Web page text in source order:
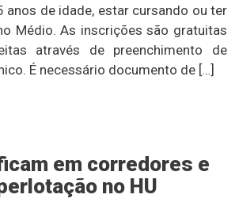
anos de idade, estar cursando ou ter
Médio. As inscrições são gratuitas
através de preenchimento de
É necessário documento de […]
em corredores e
no HU